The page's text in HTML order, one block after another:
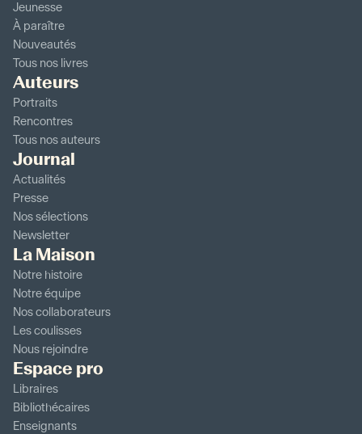
Jeunesse
À paraître
Nouveautés
Tous nos livres
Auteurs
Portraits
Rencontres
Tous nos auteurs
Journal
Actualités
Presse
Nos sélections
Newsletter
La Maison
Notre histoire
Notre équipe
Nos collaborateurs
Les coulisses
Nous rejoindre
Espace pro
Libraires
Bibliothécaires
Enseignants